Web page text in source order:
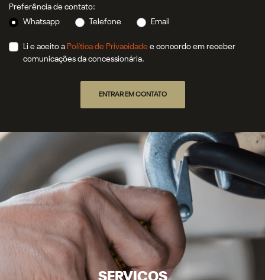
Preferência de contato:
Whatsapp
Telefone Email
Li e aceito a Política de Privacidade e concordo em receber
comunicações da concessionária.
ENTRAR EM CONTATO